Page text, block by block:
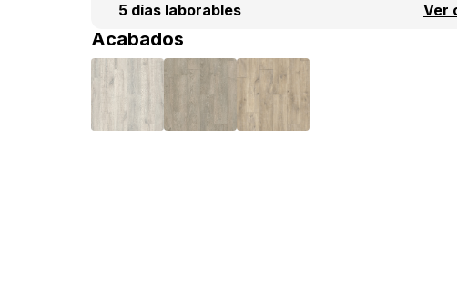
5 días laborables
Ver
Acabados